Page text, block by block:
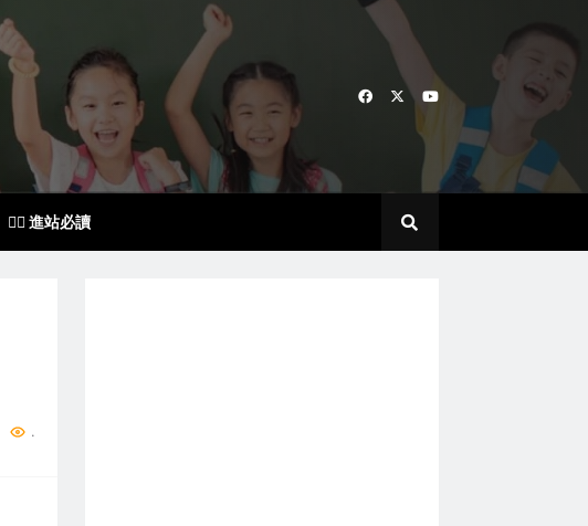
🙇‍♀️ 進站必讀
...